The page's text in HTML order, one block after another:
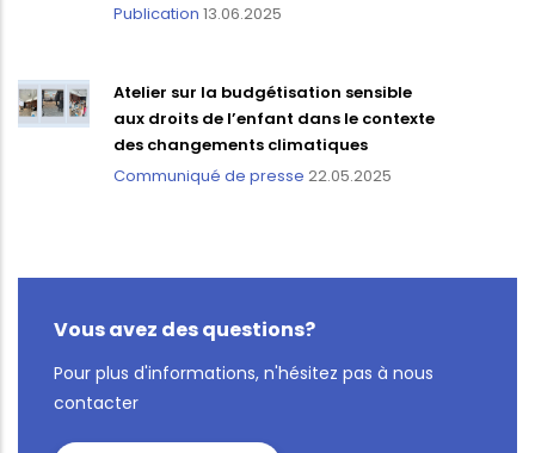
Publication 13.06.2025
Atelier sur la budgétisation sensible
aux droits de l’enfant dans le contexte
des changements climatiques
Communiqué de presse 22.05.2025
Vous avez des questions?
Pour plus d'informations, n'hésitez pas à nous
contacter